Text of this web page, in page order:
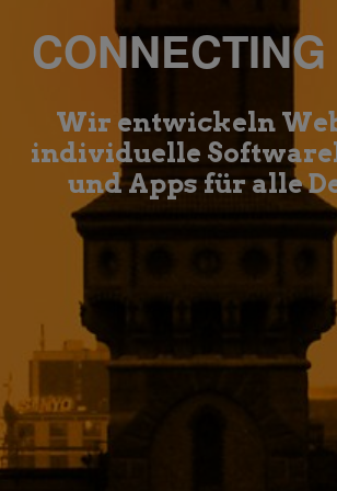
Wir entwickeln
individuelle
und Apps für alle